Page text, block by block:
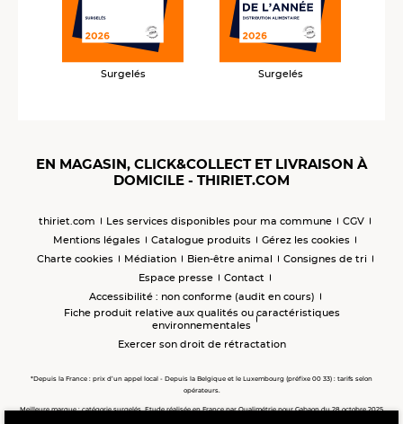
Surgelés Surgelés
EN MAGASIN, CLICK&COLLECT ET LIVRAISON À
DOMICILE - THIRIET.COM
thiriet.com Les services disponibles pour ma commune
CGV
Mentions légales
Catalogue produits
Gérez les cookies
Charte cookies
Médiation Bien-être animal
Consignes de tri
Espace presse
Contact
Accessibilité : non conforme (audit en cours)
Fiche produit relative aux qualités ou caractéristiques
environnementales
Exercer son droit de rétractation
*Depuis la France : prix d’un appel local - Depuis la Belgique et le Luxembourg (préfixe 00 33) : tarifs selon
opérateurs.
Meilleure marque : catégorie surgelés. Etude réalisée en France par Qualimétrie pour Gabaon du 28 octobre 2025